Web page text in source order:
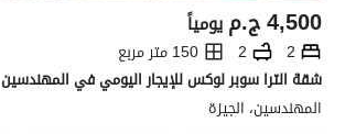
ج.م4,500 يومياً
2
2
150 متر مربع
شقة الترا سوبر لوكس للإيجار اليومي في المهندسين
المهندسين، الجيزة